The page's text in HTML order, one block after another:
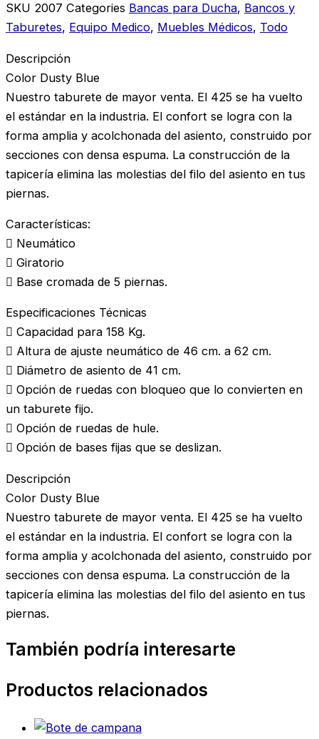
SKU 2007 Categories Bancas para Ducha, Bancos y
Taburetes, Equipo Medico, Muebles Médicos, Todo
Descripción
Color Dusty Blue
Nuestro taburete de mayor venta. El 425 se ha vuelto
el estándar en la industria. El confort se logra con la
forma amplia y acolchonada del asiento, construido por
secciones con densa espuma. La construcción de la
tapicería elimina las molestias del filo del asiento en tus
piernas.
Características:
 Neumático
 Giratorio
 Base cromada de 5 piernas.
Especificaciones Técnicas
 Capacidad para 158 Kg.
 Altura de ajuste neumático de 46 cm. a 62 cm.
 Diámetro de asiento de 41 cm.
 Opción de ruedas con bloqueo que lo convierten en
un taburete fijo.
 Opción de ruedas de hule.
 Opción de bases fijas que se deslizan.
Descripción
Color Dusty Blue
Nuestro taburete de mayor venta. El 425 se ha vuelto
el estándar en la industria. El confort se logra con la
forma amplia y acolchonada del asiento, construido por
secciones con densa espuma. La construcción de la
tapicería elimina las molestias del filo del asiento en tus
piernas.
También podría interesarte
Productos relacionados